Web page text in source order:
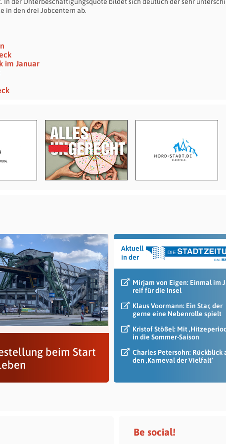
in den drei Jobcentern ab.
im Januar
beim Start
Aktuell
in der
Mirjam von Eigen: Einmal im
reif für die Insel
Klaus Voormann: Ein Star, der
gerne eine Nebenrolle spielt
Kristof Stößel: Mit
in die Sommer-Saison
Charles Petersohn: Rückblick
den ‚Karneval der Vielfalt‘
Be social!